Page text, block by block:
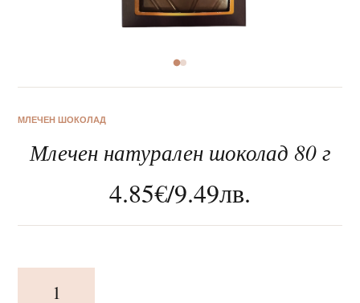
За нас
Клиентско обслужване
МЛЕЧЕН ШОКОЛАД
Млечен натурален шоколад 80 г
4.85€/9.49лв.